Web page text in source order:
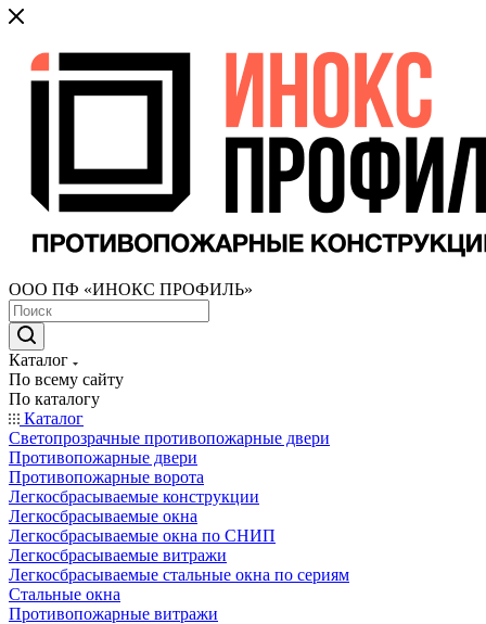
ООО ПФ «ИНОКС ПРОФИЛЬ»
Каталог
По всему сайту
По каталогу
Каталог
Светопрозрачные противопожарные двери
Противопожарные двери
Противопожарные ворота
Легкосбрасываемые конструкции
Легкосбрасываемые окна
Легкосбрасываемые окна по СНИП
Легкосбрасываемые витражи
Легкосбрасываемые стальные окна по сериям
Стальные окна
Противопожарные витражи